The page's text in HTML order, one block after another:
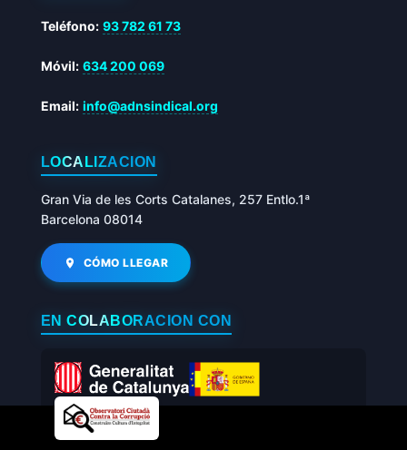
Teléfono: 93 782 61 73
Móvil: 634 200 069
Email: info@adnsindical.org
LOCALIZACIÓN
Gran Via de les Corts Catalanes, 257 Entlo.1ª
Barcelona 08014
CÓMO LLEGAR
EN COLABORACIÓN CON